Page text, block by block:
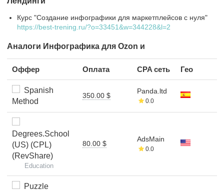
Курс "Создание инфографики для маркетплейсов с нуля"
https://best-trening.ru/?o=33451&w=344228&l=2
Аналоги Инфографика для Ozon и
Оффер Оплата CPA сеть Гео
Spanish
Method
350.00 $
Panda.ltd
0.0
Degrees.School
(US) (CPL)
(RevShare)
Education
80.00 $
AdsMain
0.0
Puzzle